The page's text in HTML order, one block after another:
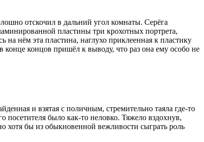
отскочил в дальний угол комнаты. Серёга
пластины три крохотных портрета,
нём эта пластина, наглухо приклеенная к пластику
концов пришёл к выводу, что раз она ему особо не
и взятая с поличным, стремительно таяла где-то
посетителя было как-то неловко. Тяжело вздохнув,
хотя бы из обыкновенной вежливости сыграть роль